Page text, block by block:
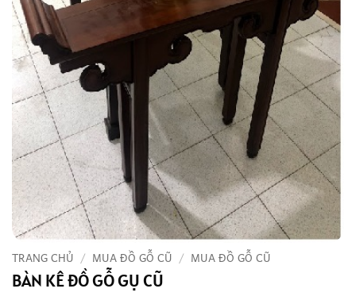
TRANG CHỦ / MUA ĐỒ GỖ CŨ / MUA ĐỒ GỖ CŨ
BÀN KÊ ĐỒ GỖ GỤ CŨ